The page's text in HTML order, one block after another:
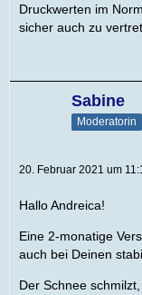
Druckwerten im
sicher auch zu
Sabine
Moderatorin
20. Februar 2021 um
Hallo Andreica!
Eine 2-monatige
auch bei Deinen
Der Schnee